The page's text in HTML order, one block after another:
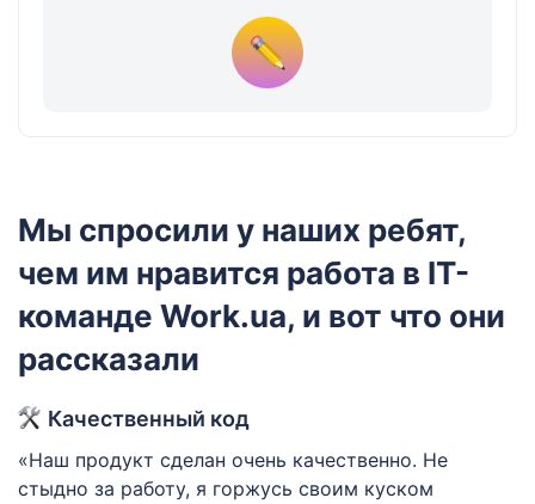
Мы спросили у наших ребят,
чем им нравится работа в IT-
команде Work.ua, и вот что они
рассказали
Качественный код
«Наш продукт сделан очень качественно. Не
стыдно за работу, я горжусь своим куском